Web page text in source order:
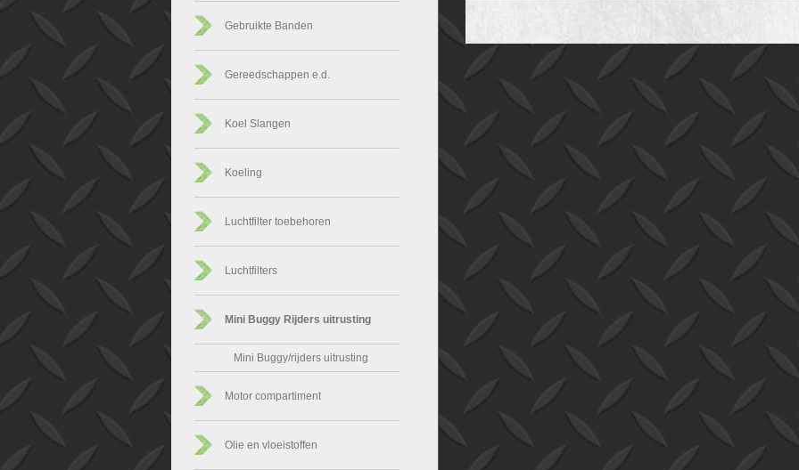
Gebruikte Banden
Gereedschappen e.d.
Koel Slangen
Koeling
Luchtfilter toebehoren
Luchtfilters
Mini Buggy Rijders uitrusting
Mini Buggy/rijders uitrusting
Motor compartiment
Olie en vloeistoffen